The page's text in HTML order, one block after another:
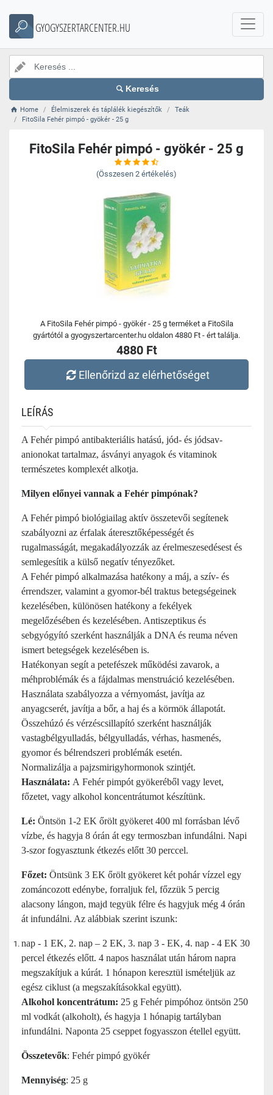
GYOGYSZERTARCENTER.HU
Keresés
Home Élelmiszerek és táplálék kiegészítők
Teák
FitoSila Fehér pimpó - gyökér - 25 g
FitoSila Fehér pimpó - gyökér - 25 g
(Összesen 2 értékelés)
A FitoSila Fehér pimpó - gyökér - 25 g terméket a FitoSila
gyártótól a gyogyszertarcenter.hu oldalon 4880 Ft - ért találja.
4880 Ft
Ellenőrizd az elérhetőséget
LEÍRÁS
A Fehér pimpó antibakteriális hatású, jód- és jódsav-
anionokat tartalmaz, ásványi anyagok és vitaminok
természetes komplexét alkotja.
Milyen előnyei vannak a Fehér pimpónak?
A Fehér pimpó biológiailag aktív összetevői segítenek
szabályozni az érfalak áteresztőképességét és
rugalmasságát, megakadályozzák az érelmeszesedésest és
semlegesítik a külső negatív tényezőket.
A Fehér pimpó alkalmazása hatékony a máj, a szív- és
érrendszer, valamint a gyomor-bél traktus betegségeinek
kezelésében, különösen hatékony a fekélyek
megelőzésében és kezelésében. Antiszeptikus és
sebgyógyító szerként használják a DNA és reuma néven
ismert betegségek kezelésében is.
Hatékonyan segít a petefészek működési zavarok, a
méhproblémák és a fájdalmas menstruáció kezelésében.
Használata szabályozza a vérnyomást, javítja az
anyagcserét, javítja a bőr, a haj és a körmök állapotát.
Összehúzó és vérzéscsillapító szerként használják
vastagbélgyulladás, bélgyulladás, vérhas, hasmenés,
gyomor és bélrendszeri problémák esetén.
Normalizálja a pajzsmirigyhormonok szintjét.
Használata: A Fehér pimpót gyökeréből vagy levet,
főzetet, vagy alkohol koncentrátumot készítünk.
Lé: Öntsön 1-2 EK őrölt gyökeret 400 ml forrásban lévő
vízbe, és hagyja 8 órán át egy termoszban infundálni. Napi
3-szor fogyasztunk étkezés előtt 30 perccel.
Főzet: Öntsünk 3 EK őrölt gyökeret két pohár vízzel egy
zománcozott edénybe, forraljuk fel, főzzük 5 percig
alacsony lángon, majd tegyük félre és hagyjuk még 4 órán
át infundálni. Az alábbiak szerint iszunk:
nap - 1 EK, 2. nap – 2 EK, 3. nap 3 - EK, 4. nap - 4 EK 30
percel étkezés előtt. 4 napos használat után három napra
megszakítjuk a kúrát. 1 hónapon keresztül ismételjük az
egész ciklust (a megszakításokkal együtt).
Alkohol koncentrátum: 25 g Fehér pimpóhoz öntsön 250
ml vodkát (alkoholt), és hagyja 1 hónapig tartályban
infundálni. Naponta 25 cseppet fogyasszon étellel együtt.
Összetevők: Fehér pimpó gyökér
Mennyiség: 25 g